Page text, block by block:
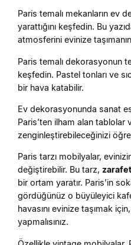
Paris temalı mekanların ev
yarattığını keşfedin. Bu
atmosferini evinize
Paris temalı dekorasyonun
keşfedin. Pastel tonları ve
bir hava katabilir.
Ev dekorasyonunda sanat
Paris’ten ilham alan tablolar
zenginleştirebileceğinizi
Paris tarzı mobilyalar,
değiştirebilir. Bu tarz, zarafet
bir ortam yaratır. Paris’in
gördüğünüz o büyüleyici
havasını evinize taşımak
yapmalısınız.